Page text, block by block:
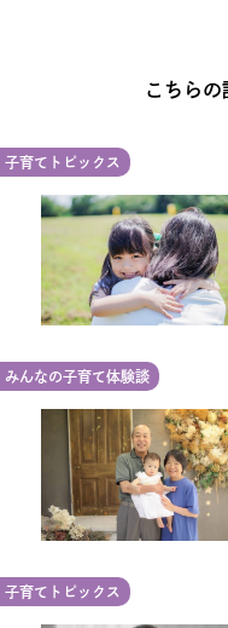
こちら
子育てトピックス
みんなの子育て体験談
子育てトピックス